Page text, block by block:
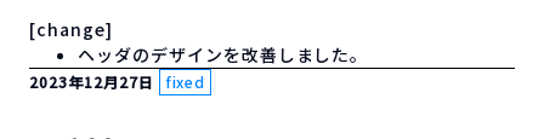
[change]
ヘッダのデザインを改善しました。
2023年12月27日 fixed